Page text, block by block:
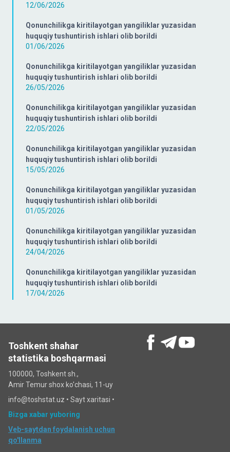
12/06/2026
Qonunchilikga kiritilayotgan yangiliklar yuzasidan
huquqiy tushuntirish ishlari olib borildi
01/06/2026
Qonunchilikga kiritilayotgan yangiliklar yuzasidan
huquqiy tushuntirish ishlari olib borildi
26/05/2026
Qonunchilikga kiritilayotgan yangiliklar yuzasidan
huquqiy tushuntirish ishlari olib borildi
22/05/2026
Qonunchilikga kiritilayotgan yangiliklar yuzasidan
huquqiy tushuntirish ishlari olib borildi
15/05/2026
Qonunchilikga kiritilayotgan yangiliklar yuzasidan
huquqiy tushuntirish ishlari olib borildi
01/05/2026
Qonunchilikga kiritilayotgan yangiliklar yuzasidan
huquqiy tushuntirish ishlari olib borildi
24/04/2026
Qonunchilikga kiritilayotgan yangiliklar yuzasidan
huquqiy tushuntirish ishlari olib borildi
17/04/2026
Toshkent shahar
statistika boshqarmasi
100000, Toshkent sh.,
Amir Temur shox ko'chasi, 11-uy
info@toshstat.uz • Sayt xaritasi •
Bizga xabar yuboring
Veb-saytdan foydalanish uchun
qo'llanma